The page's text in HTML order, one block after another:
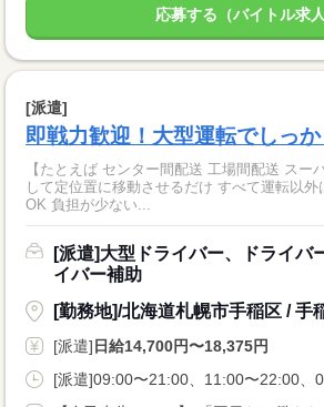
応募する（バイトル求人
[派遣]
即戦力歓迎！大型運転でしっか
【たとえば センター間配送 工場間配送 スー
して定位置に移動させるだけ すべて運転以
OK 負担が少ない...
[派遣]大型ドライバー、ドライバ
イバー補助
[勤務地]/北海道札幌市手稲区 / 手
[派遣]日給14,700円〜18,375円
[派遣]09:00〜21:00、11:00〜22:00、